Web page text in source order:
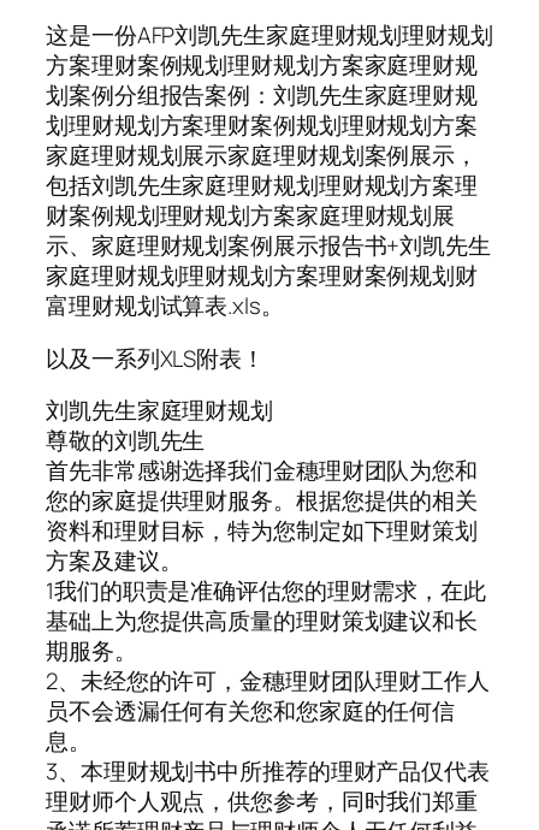
这是一份AFP刘凯先生家庭理财规划理财规划
方案理财案例规划理财规划方案家庭理财规
划案例分组报告案例：刘凯先生家庭理财规
划理财规划方案理财案例规划理财规划方案
家庭理财规划展示家庭理财规划案例展示，
包括刘凯先生家庭理财规划理财规划方案理
财案例规划理财规划方案家庭理财规划展
示、家庭理财规划案例展示报告书+刘凯先生
家庭理财规划理财规划方案理财案例规划财
富理财规划试算表.xls。
以及一系列XLS附表！
刘凯先生家庭理财规划
尊敬的刘凯先生
首先非常感谢选择我们金穗理财团队为您和
您的家庭提供理财服务。根据您提供的相关
资料和理财目标，特为您制定如下理财策划
方案及建议。
1我们的职责是准确评估您的理财需求，在此
基础上为您提供高质量的理财策划建议和长
期服务。
2、未经您的许可，金穗理财团队理财工作人
员不会透漏任何有关您和您家庭的任何信
息。
3、本理财规划书中所推荐的理财产品仅代表
理财师个人观点，供您参考，同时我们郑重